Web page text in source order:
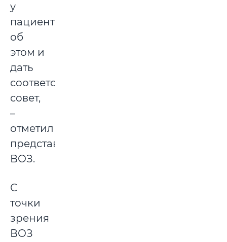
у
пациента
об
этом и
дать
соответствующий
совет,
–
отметил
представитель
ВОЗ.
С
точки
зрения
ВОЗ